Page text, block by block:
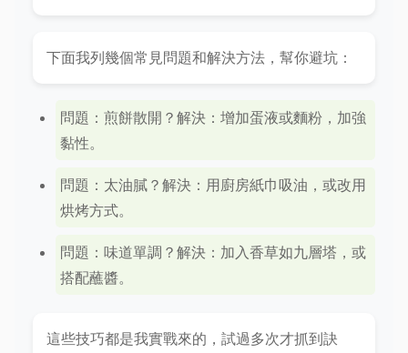
下面我列幾個常見問題和解決方法，幫你避坑：
問題：煎餅散開？解決：增加蛋液或麵粉，加強
黏性。
問題：太油膩？解決：用廚房紙巾吸油，或改用
烘烤方式。
問題：味道單調？解決：加入香草如九層塔，或
搭配蘸醬。
這些技巧都是我實戰來的，試過多次才抓到訣